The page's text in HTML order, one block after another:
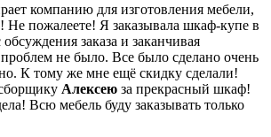
компанию для изготовления мебели,
пожалеете! Я заказывала шкаф-купе в
заказа и заканчивая
не было. Все было сделано очень
К тому же мне ещё скидку сделали!
Алексею за прекрасный шкаф!
Всю мебель буду заказывать только